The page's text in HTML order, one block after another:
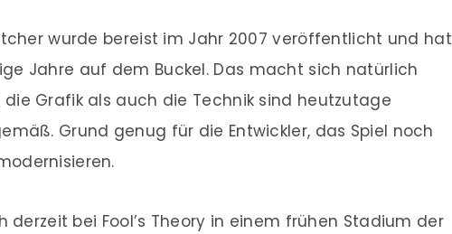
wurde bereist im Jahr 2007 veröffentlicht und hat
Jahre auf dem Buckel. Das macht sich natürlich
die Grafik als auch die Technik sind heutzutage
Grund genug für die Entwickler, das Spiel noch
derzeit bei Fool’s Theory in einem frühen Stadium der